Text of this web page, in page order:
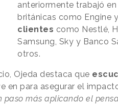
anteriormente trabajó en
británicas como Engine
clientes como Nestlé,
Samsung, Sky y Banco
otros.
Ojeda destaca que
en para asegurar el
paso más aplicando el